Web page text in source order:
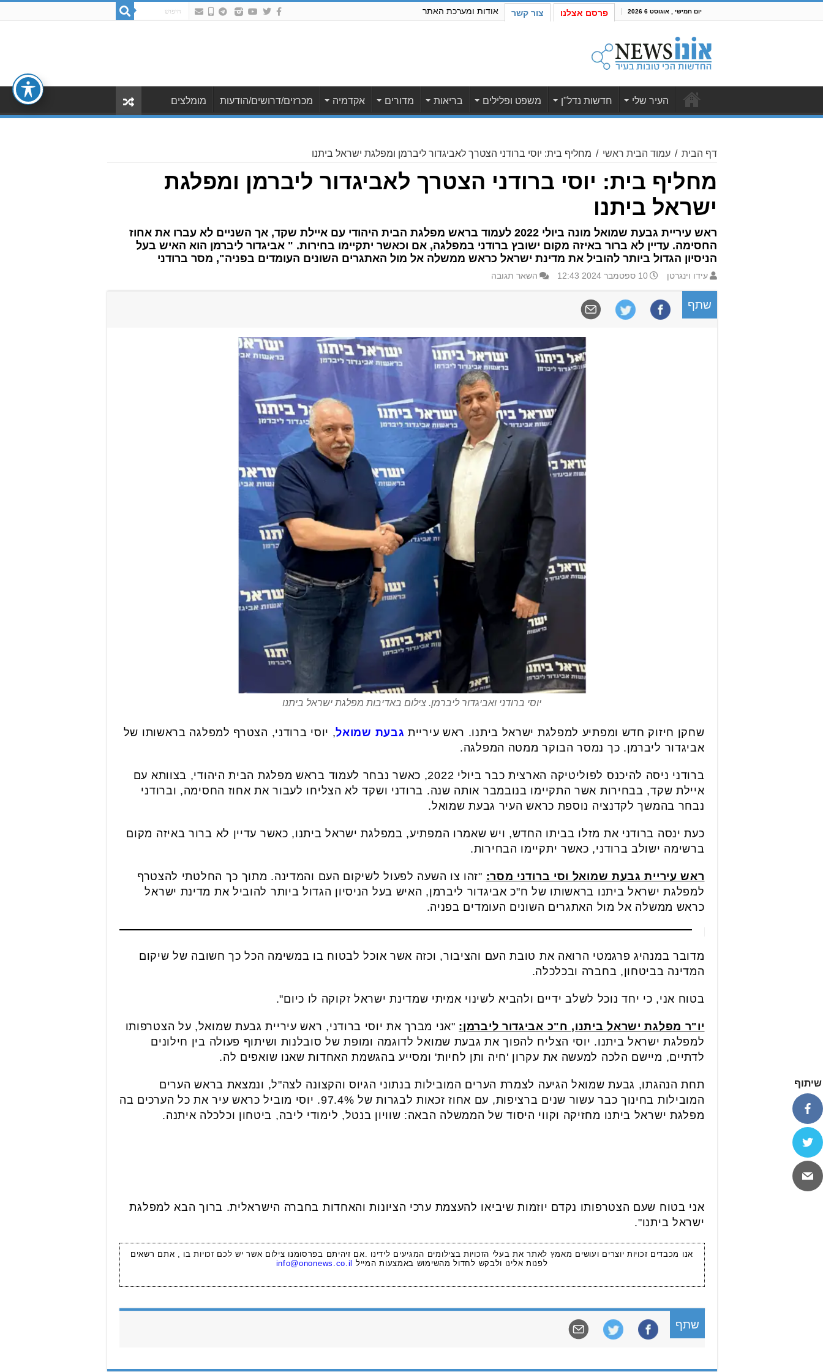
יום חמישי , אוגוסט 6 2026 פרסם אצלנו צור קשר אודות ומערכת האתר
העיר שלי חדשות נדל"ן משפט ופלילים בריאות מדורים אקדמיה מכרזים/דרושים/הודעות מומלצים
דף הבית / עמוד הבית ראשי / מחליף בית: יוסי ברודני הצטרך לאביגדור ליברמן ומפלגת ישראל ביתנו
מחליף בית: יוסי ברודני הצטרך לאביגדור ליברמן ומפלגת
ישראל ביתנו
ראש עיריית גבעת שמואל מונה ביולי 2022 לעמוד בראש מפלגת הבית היהודי עם איילת שקד, אך השניים לא עברו את אחוז
החסימה. עדיין לא ברור באיזה מקום ישובץ ברודני במפלגה, אם וכאשר יתקיימו בחירות. " אביגדור ליברמן הוא האיש בעל
הניסיון הגדול ביותר להוביל את מדינת ישראל כראש ממשלה אל מול האתגרים השונים העומדים בפניה", מסר ברודני
עידו וינגרטן 10 ספטמבר 2024 12:43 השאר תגובה
שתף
יוסי ברודני ואביגדור ליברמן. צילום באדיבות מפלגת ישראל ביתנו
שחקן חיזוק חדש ומפתיע למפלגת ישראל ביתנו. ראש עיריית גבעת שמואל, יוסי ברודני, הצטרף למפלגה בראשותו של
אביגדור ליברמן. כך נמסר הבוקר ממטה המפלגה.
ברודני ניסה להיכנס לפוליטיקה הארצית כבר ביולי 2022, כאשר נבחר לעמוד בראש מפלגת הבית היהודי, בצוותא עם
איילת שקד, בבחירות אשר התקיימו בנובמבר אותה שנה. ברודני ושקד לא הצליחו לעבור את אחוז החסימה, וברודני
נבחר בהמשך לקדנציה נוספת כראש העיר גבעת שמואל.
כעת ינסה ברודני את מזלו בביתו החדש, ויש שאמרו המפתיע, במפלגת ישראל ביתנו, כאשר עדיין לא ברור באיזה מקום
ברשימה ישולב ברודני, כאשר יתקיימו הבחירות.
ראש עיריית גבעת שמואל וסי ברודני מסר: "זהו צו השעה לפעול לשיקום העם והמדינה. מתוך כך החלטתי להצטרף
למפלגת ישראל ביתנו בראשותו של ח"כ אביגדור ליברמן, האיש בעל הניסיון הגדול ביותר להוביל את מדינת ישראל
כראש ממשלה אל מול האתגרים השונים העומדים בפניה.
מדובר במנהיג פרגמטי הרואה את טובת העם והציבור, וכזה אשר אוכל לבטוח בו במשימה הכל כך חשובה של שיקום
המדינה בביטחון, בחברה ובכלכלה.
בטוח אני, כי יחד נוכל לשלב ידיים ולהביא לשינוי אמיתי שמדינת ישראל זקוקה לו כיום".
יו"ר מפלגת ישראל ביתנו, ח"כ אביגדור ליברמן: "אני מברך את יוסי ברודני, ראש עיריית גבעת שמואל, על הצטרפותו
למפלגת ישראל ביתנו. יוסי הצליח להפוך את גבעת שמואל לדוגמה ומופת של סובלנות ושיתוף פעולה בין חילונים
לדתיים, מיישם הלכה למעשה את עקרון 'חיה ותן לחיות' ומסייע בהגשמת האחדות שאנו שואפים לה.
תחת הנהגתו, גבעת שמואל הגיעה לצמרת הערים המובילות בנתוני הגיוס והקצונה לצה"ל, ונמצאת בראש הערים
המובילות בחינוך כבר עשור שנים ברציפות, עם אחוז זכאות לבגרות של 97.4%. יוסי מוביל כראש עיר את כל הערכים בה
מפלגת ישראל ביתנו מחזיקה וקווי היסוד של הממשלה הבאה: שוויון בנטל, לימודי ליבה, ביטחון וכלכלה איתנה.
אני בטוח שעם הצטרפותו נקדם יוזמות שיביאו להעצמת ערכי הציונות והאחדות בחברה הישראלית. ברוך הבא למפלגת
ישראל ביתנו".
אנו מכבדים זכויות יוצרים ועושים מאמץ לאתר את בעלי הזכויות בצילומים המגיעים לידינו .אם זיהיתם בפרסומנו צילום אשר יש לכם זכויות בו , אתם רשאים
לפנות אלינו ולבקש לחדול מהשימוש באמצעות המייל
info@ononews.co.il
שתף
שיתוף